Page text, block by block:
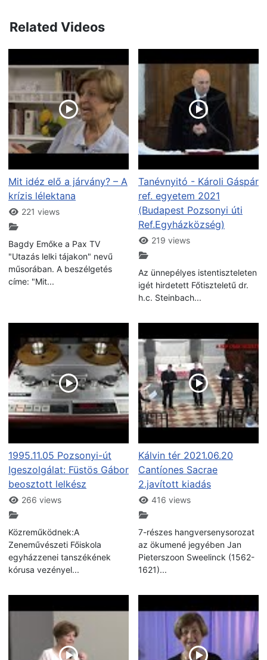
Related Videos
Mit idéz elő a járvány? – A
krízis lélektana
221 views
Bagdy Emőke a Pax TV
"Utazás lelki tájakon" nevű
műsorában. A beszélgetés
címe: "Mit...
Tanévnyitó - Károli Gáspár
ref. egyetem 2021
(Budapest Pozsonyi úti
Ref.Egyházközség)
219 views
Az ünnepélyes istentiszteleten
igét hirdetett Főtiszteletű dr.
h.c. Steinbach...
1995.11.05 Pozsonyi-út
Igeszolgálat: Füstös Gábor
beosztott lelkész
266 views
Közreműködnek:A
Zeneművészeti Főiskola
egyházzenei tanszékének
kórusa vezényel...
Kálvin tér 2021.06.20
Cantíones Sacrae
2.javított kiadás
416 views
7-részes hangversenysorozat
az ökumené jegyében Jan
Pieterszoon Sweelinck (1562-
1621)...